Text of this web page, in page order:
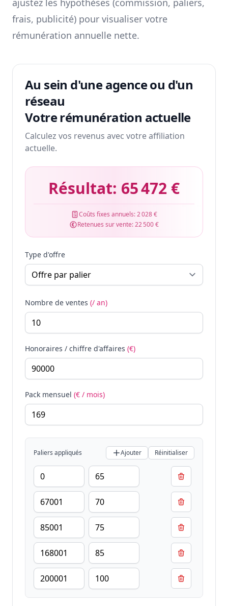
ajustez les hypothèses (commission, paliers,
frais, publicité) pour visualiser votre
rémunération annuelle nette.
Au sein d'une agence ou d'un
réseau
Votre rémunération actuelle
Calculez vos revenus avec votre affiliation
actuelle.
Résultat: 65 472 €
Coûts fixes annuels:2 028 €
Retenues sur vente:22 500 €
Type d'offre
Nombre de ventes (/ an)
Honoraires / chiffre d'affaires (€)
Pack mensuel (€ / mois)
Paliers appliqués Ajouter Réinitialiser